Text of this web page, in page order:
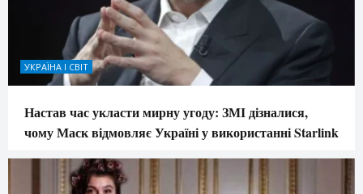
УКРАЇНА І СВІТ
Настав час укласти мирну угоду: ЗМІ дізналися,
чому Маск відмовляє Україні у використанні Starlink